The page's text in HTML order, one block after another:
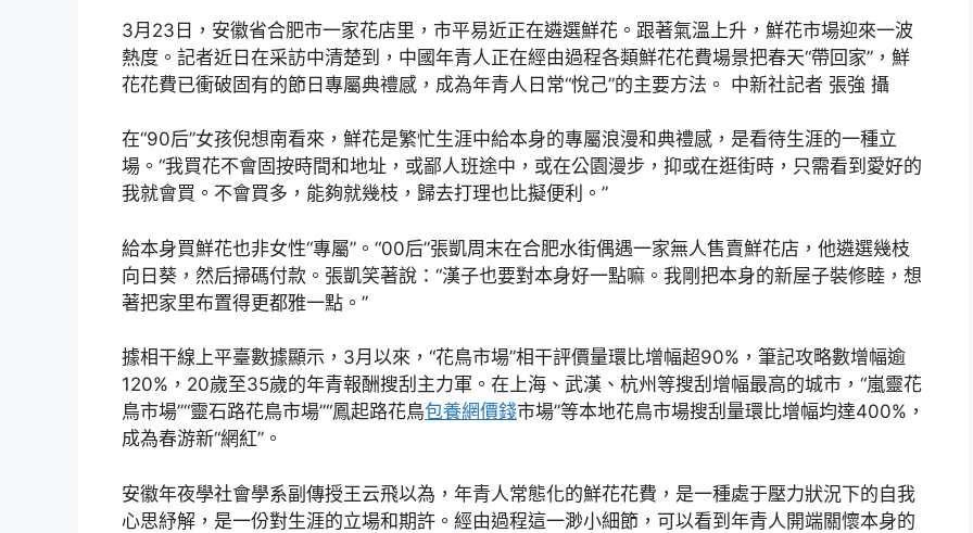
3月23日，安徽省合肥市一家花店里，市平易近正在遴選鮮花。跟著氣溫上升，鮮花市場迎來一波
熱度。記者近日在采訪中清楚到，中國年青人正在經由過程各類鮮花花費場景把春天“帶回家”，鮮
花花費已衝破固有的節日專屬典禮感，成為年青人日常“悅己”的主要方法。 中新社記者 張強 攝
在“90后”女孩倪想南看來，鮮花是繁忙生涯中給本身的專屬浪漫和典禮感，是看待生涯的一種立
場。“我買花不會固按時間和地址，或鄙人班途中，或在公園漫步，抑或在逛街時，只需看到愛好的
我就會買。不會買多，能夠就幾枝，歸去打理也比擬便利。”
給本身買鮮花也非女性“專屬”。“00后”張凱周末在合肥水街偶遇一家無人售賣鮮花店，他遴選幾枝
向日葵，然后掃碼付款。張凱笑著說：“漢子也要對本身好一點嘛。我剛把本身的新屋子裝修睦，想
著把家里布置得更都雅一點。”
據相干線上平臺數據顯示，3月以來，“花鳥市場”相干評價量環比增幅超90%，筆記攻略數增幅逾
120%，20歲至35歲的年青報酬搜刮主力軍。在上海、武漢、杭州等搜刮增幅最高的城市，“嵐靈花
鳥市場”“靈石路花鳥市場”“鳳起路花鳥包養網價錢市場”等本地花鳥市場搜刮量環比增幅均達400%，
成為春游新“網紅”。
安徽年夜學社會學系副傳授王云飛以為，年青人常態化的鮮花花費，是一種處于壓力狀況下的自我
心思紓解，是一份對生涯的立場和期許。經由過程這一渺小細節，可以看到年青人開端關懷本身的